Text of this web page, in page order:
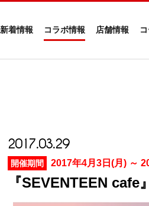
新着情報 コラボ情報 店舗情報
2017.03.29
開催期間 2017年4月3日(月) ～
『SEVENTEEN